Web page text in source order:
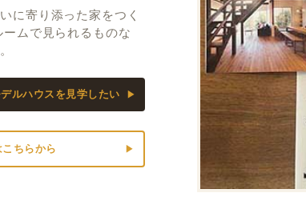
に寄り添った家をつく
ムで見られるものな
ルハウスを見学したい
ちらから